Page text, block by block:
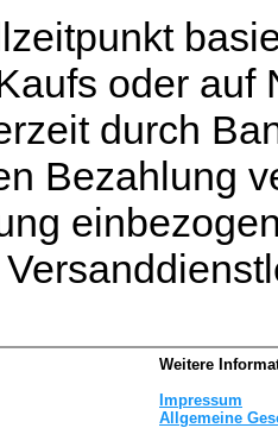
oder
durch
Bezahlung
Weitere
Impressum
Allgemeine